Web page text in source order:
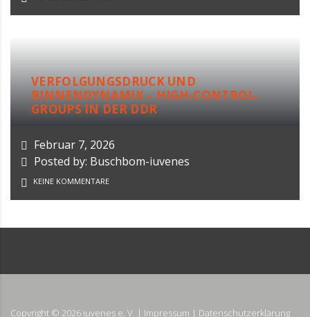
VERFOLGUNGSDRUCK UND
BINNENDYNAMIK – HIGH-CONTROL-
GROUPS IN DER DDR
Februar 7, 2026
Posted by: Buschbom-iuvenes
KEINE KOMMENTARE
Copyright © 2026 iuvenes e. V. | Impressum | Datenschutzerklärung